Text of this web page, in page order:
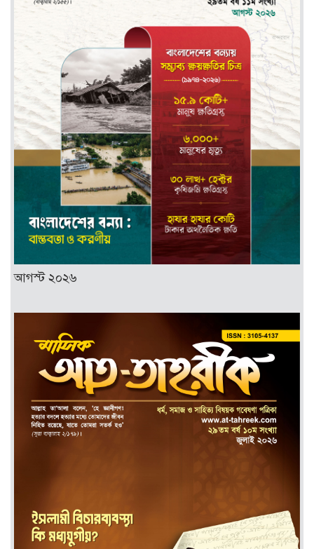
আগস্ট ২০২৬